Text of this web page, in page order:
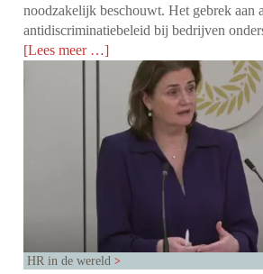
noodzakelijk beschouwt. Het gebrek aan
antidiscriminatiebeleid bij bedrijven
[Lees meer …]
HR in de wereld